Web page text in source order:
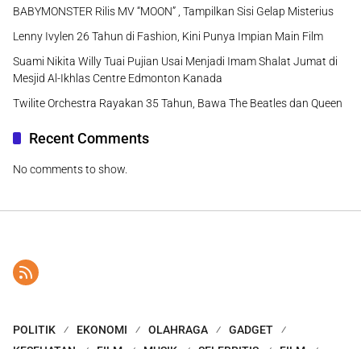
BABYMONSTER Rilis MV “MOON” , Tampilkan Sisi Gelap Misterius
Lenny Ivylen 26 Tahun di Fashion, Kini Punya Impian Main Film
Suami Nikita Willy Tuai Pujian Usai Menjadi Imam Shalat Jumat di
Mesjid Al-Ikhlas Centre Edmonton Kanada
Twilite Orchestra Rayakan 35 Tahun, Bawa The Beatles dan Queen
Recent Comments
No comments to show.
POLITIK EKONOMI OLAHRAGA
GADGET